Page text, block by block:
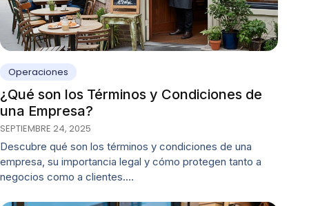
Operaciones
¿Qué son los Términos y Condiciones de
una Empresa?
SEPTIEMBRE 24, 2025
Descubre qué son los términos y condiciones de una
empresa, su importancia legal y cómo protegen tanto a
negocios como a clientes.…